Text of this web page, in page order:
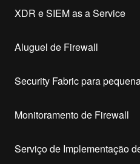
XDR e SIEM as a Service
Aluguel de Firewall
Security Fabric para
Monitoramento de Firewall
Serviço de Implementação